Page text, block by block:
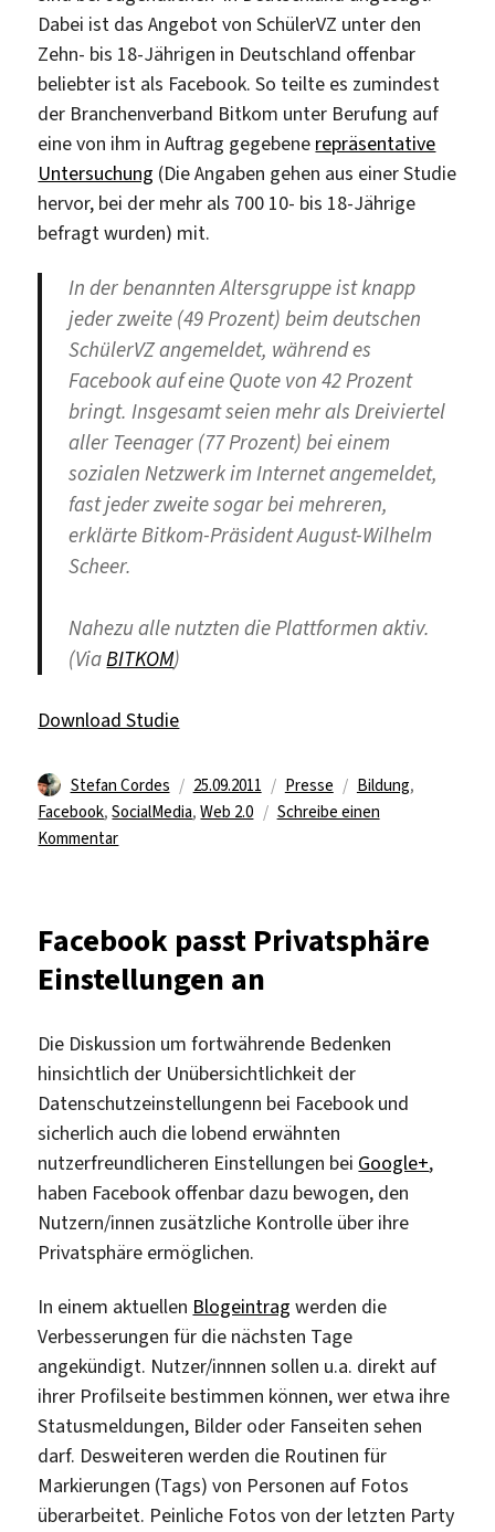
Dabei ist das Angebot von SchülerVZ unter den
Zehn- bis 18-Jährigen in Deutschland offenbar
beliebter ist als Facebook. So teilte es zumindest
der Branchenverband Bitkom unter Berufung auf
eine von ihm in Auftrag gegebene repräsentative
Untersuchung (Die Angaben gehen aus einer Studie
hervor, bei der mehr als 700 10- bis 18-Jährige
befragt wurden) mit.
In der benannten Altersgruppe ist knapp
jeder zweite (49 Prozent) beim deutschen
SchülerVZ angemeldet, während es
Facebook auf eine Quote von 42 Prozent
bringt. Insgesamt seien mehr als Dreiviertel
aller Teenager (77 Prozent) bei einem
sozialen Netzwerk im Internet angemeldet,
fast jeder zweite sogar bei mehreren,
erklärte Bitkom-Präsident August-Wilhelm
Scheer.
Nahezu alle nutzten die Plattformen aktiv.
(ViaBITKOM)
Download Studie
Autor
Stefan Cordes
Veröffentlicht
am
25.09.2011 Kategorien
Presse Schlagwörter
Bildung,
Facebook,SocialMedia,Web 2.0
Schreibe einen
Kommentarzu
Facebook passt Privatsphäre
Einstellungen an
Die Diskussion um fortwährende Bedenken
hinsichtlich der Unübersichtlichkeit der
Datenschutzeinstellungenn bei Facebook und
sicherlich auch die lobend erwähnten
nutzerfreundlicheren Einstellungen bei Google+,
haben Facebook offenbar dazu bewogen, den
Nutzern/innen zusätzliche Kontrolle über ihre
Privatsphäre ermöglichen.
In einem aktuellen Blogeintrag werden die
Verbesserungen für die nächsten Tage
angekündigt. Nutzer/innnen sollen u.a. direkt auf
ihrer Profilseite bestimmen können, wer etwa ihre
Statusmeldungen, Bilder oder Fanseiten sehen
darf. Desweiteren werden die Routinen für
Markierungen (Tags) von Personen auf Fotos
überarbeitet. Peinliche Fotos von der letzten Party